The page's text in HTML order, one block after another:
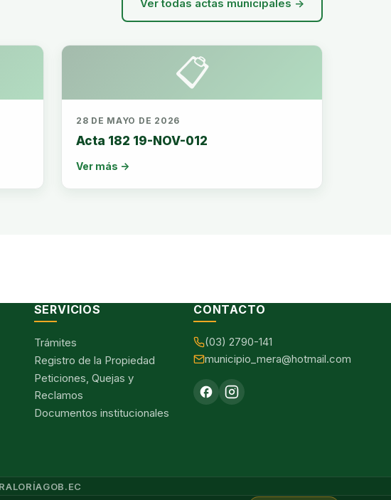
Ver todas actas municipales →
📋
28 DE MAYO DE 2026
Acta 182 19-NOV-012
Ver más →
SERVICIOS
Trámites
Registro de la Propiedad
Peticiones, Quejas y
Reclamos
Documentos institucionales
CONTACTO
(03) 2790-141
municipio_mera@hotmail.com
GOB.EC